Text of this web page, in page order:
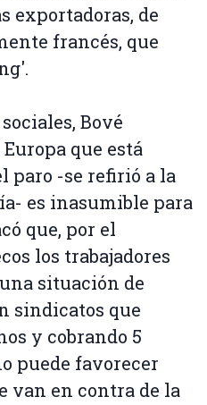
exportadoras, de
francés, que
Bové
que está
paro -se refirió a la
es inasumible para
que, por el
los trabajadores
situación de
sindicatos que
y cobrando 5
puede favorecer
van en contra de la